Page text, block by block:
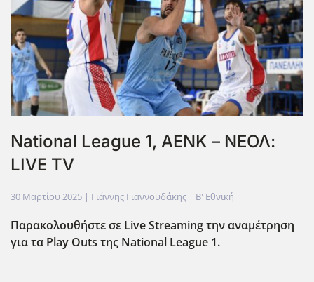
National League 1, ΑΕΝΚ – ΝΕΟΛ:
LIVE TV
30 Μαρτίου 2025 | Γιάννης Γιαννουδάκης | Β' Εθνική
Παρακολουθήστε σε LiveStreamingτην αναμέτρηση
για τα Play Outs της National League 1.